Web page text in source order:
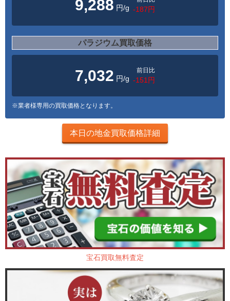
9,288 円/g -187円
パラジウム買取価格
7,032 円/g
前日比
-151円
※業者様専用の買取価格となります。
本日の地金買取価格詳細
宝石買取無料査定